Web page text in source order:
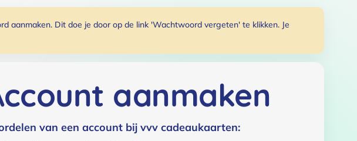
Dit doe je door op de link 'Wachtwoord vergeten' te klikken. Je
aanmaken
van een account bij vvv cadeaukaarten: